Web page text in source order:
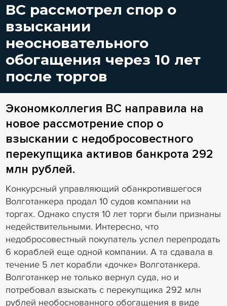
ВС рассмотрел спор о
взыскании
неосновательного
обогащения через 10 лет
после торгов
Экономколлегия ВС направила на
новое рассмотрение спор о
взыскании с недобросовестного
перекупщика активов банкрота 292
млн рублей.
Конкурсный управляющий обанкротившегося
Волготанкера продал 10 судов компании на
торгах. Однако спустя 10 лет торги были признаны
недействительными. Интересно, что
недобросовестный покупатель успел перепродать
6 кораблей еще одной компании. А та сдавала в
течение 5 лет корабли «дочке» Волготанкера.
Волготанкер не только вернул суда, но и
потребовал взыскать с перекупщика 292 млн
рублей необоснованного обогащения в виде